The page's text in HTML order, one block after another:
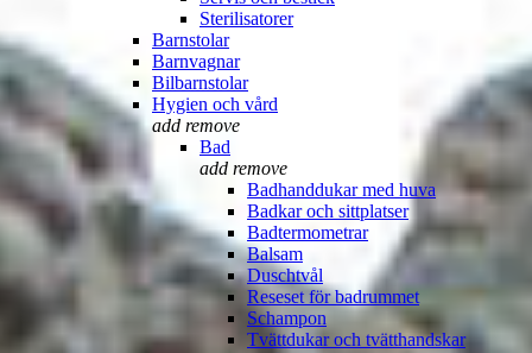
Sterilisatorer
Barnstolar
Barnvagnar
Bilbarnstolar
Hygien och vård
add remove
Bad
add remove
Badhanddukar med huva
Badkar och sittplatser
Badtermometrar
Balsam
Duschtvål
Reseset för badrummet
Schampon
Tvättdukar och tvätthandskar